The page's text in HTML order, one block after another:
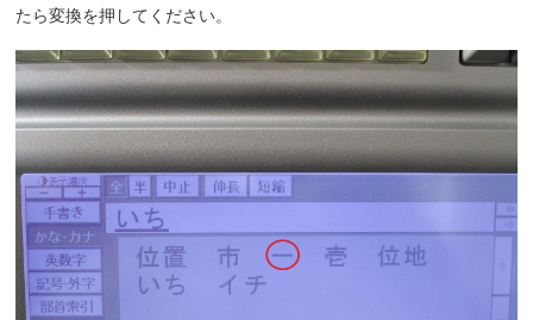
たら変換を押してください。